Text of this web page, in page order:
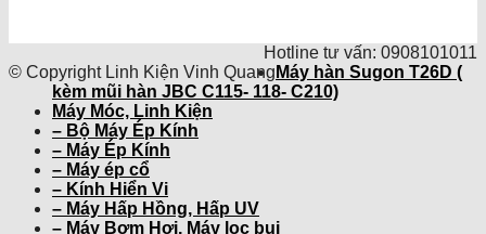
Hotline tư vấn: 0908101011
© Copyright Linh Kiện Vinh Quang Máy hàn Sugon T26D (
kèm mũi hàn JBC C115- 118- C210)
Máy Móc, Linh Kiện
– Bộ Máy Ép Kính
– Máy Ép Kính
– Máy ép cổ
– Kính Hiển Vi
– Máy Hấp Hồng, Hấp UV
– Máy Bơm Hơi, Máy lọc bụi